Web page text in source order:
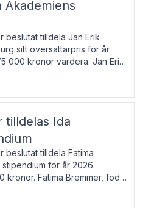
Akademiens
beslutat tilldela Jan Erik
sitt översättarpris för år
000 kronor vardera. Jan Erik
från tyska. Han är
tilldelas Ida
beslutat tilldela Fatima
stipendium för år 2026.
kronor. Fatima Bremmer, född
Hon utkom i fjol med
blodsyst